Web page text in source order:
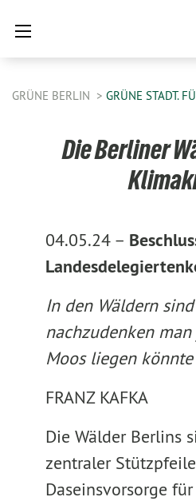
GRÜNE BERLIN GRÜNE STADT.
Die Berliner
04.05.24 –
In den Wäldern
nachzudenken
Moos liegen könnte
FRANZ KAFKA
Die Wälder Berlins
zentraler
Daseinsvorsorge